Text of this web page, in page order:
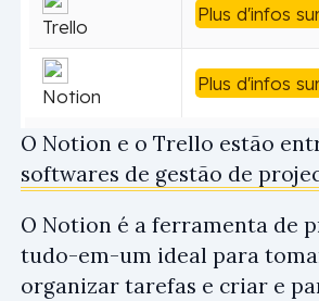
Trello
Plus d'infos
Notion
Plus d'infos
O Notion e o Trello estão
softwares de gestão de
O Notion é a ferramenta de
tudo-em-um ideal para
organizar tarefas e criar e